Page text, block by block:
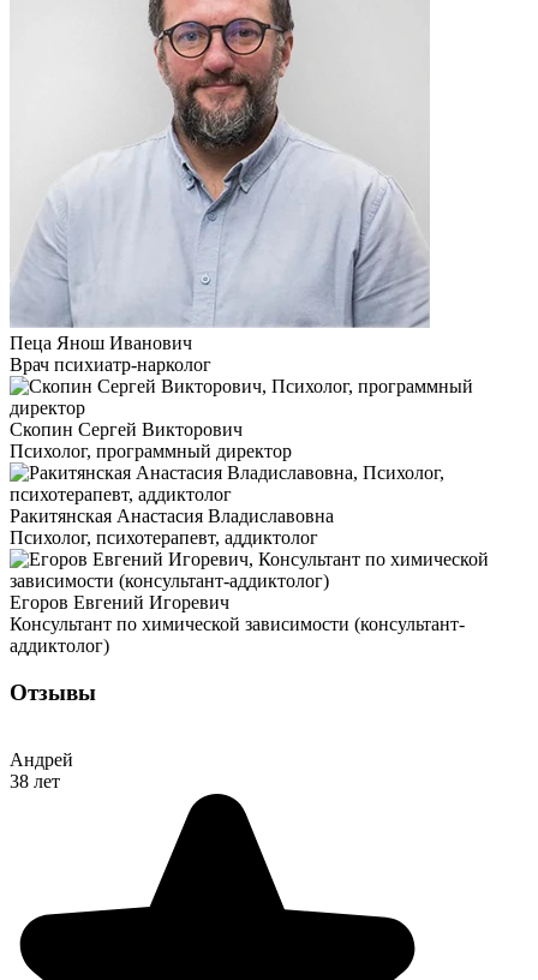
Пеца Янош Иванович
Врач психиатр-нарколог
Скопин Сергей Викторович
Психолог, программный директор
Ракитянская Анастасия Владиславовна
Психолог, психотерапевт, аддиктолог
Егоров Евгений Игоревич
Консультант по химической зависимости (консультант-
аддиктолог)
Отзывы
Андрей
38 лет